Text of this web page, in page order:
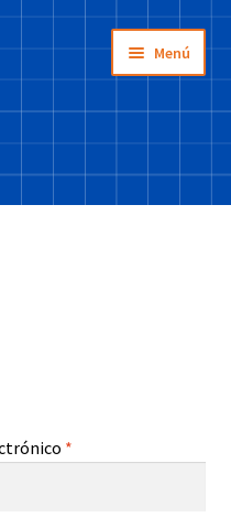
Menú
*Requerido